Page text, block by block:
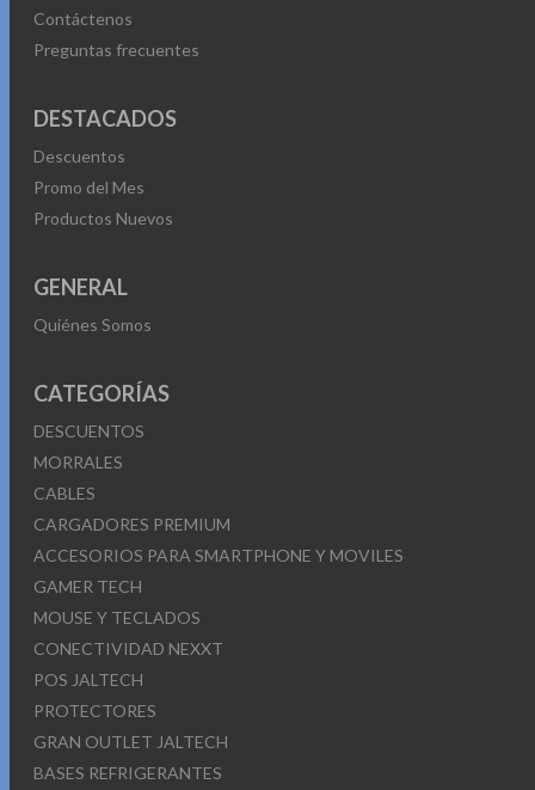
Contáctenos
Preguntas frecuentes
DESTACADOS
Descuentos
Promo del Mes
Productos Nuevos
GENERAL
Quiénes Somos
CATEGORÍAS
DESCUENTOS
MORRALES
CABLES
CARGADORES PREMIUM
ACCESORIOS PARA SMARTPHONE Y MOVILES
GAMER TECH
MOUSE Y TECLADOS
CONECTIVIDAD NEXXT
POS JALTECH
PROTECTORES
GRAN OUTLET JALTECH
BASES REFRIGERANTES